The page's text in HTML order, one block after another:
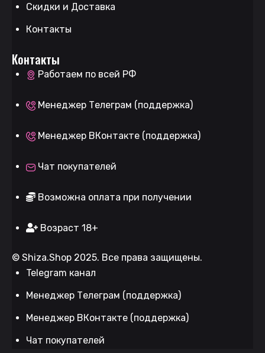
Скидки и Доставка
Контакты
Контакты
Работаем по всей РФ
Менеджер Телеграм (поддержка)
Менеджер ВКонтакте (поддержка)
Чат покупателей
Возможна оплата при получении
Возраст 18+
© Shiza.Shop 2025. Все права защищены.
Telegram канал
Менеджер Телеграм (поддержка)
Менеджер ВКонтакте (поддержка)
Чат покупателей